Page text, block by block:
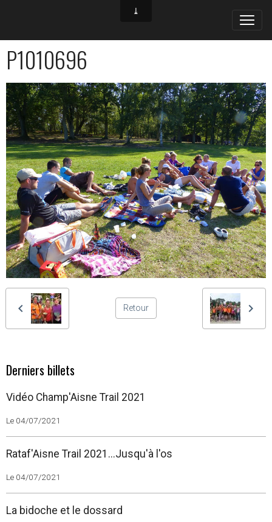
P1010696
Retour
Derniers billets
Vidéo Champ'Aisne Trail 2021
Le 04/07/2021
Rataf'Aisne Trail 2021...Jusqu'à l'os
Le 04/07/2021
La bidoche et le dossard